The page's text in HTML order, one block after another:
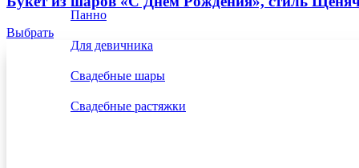
Панно
Для девичника
Свадебные шары
Свадебные растяжки
Выбрать